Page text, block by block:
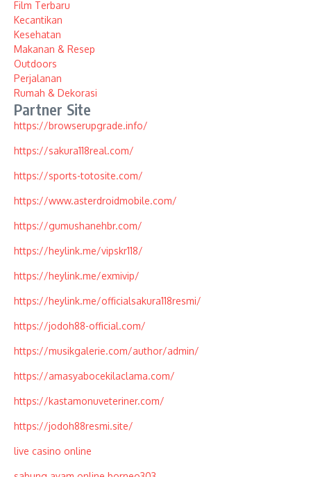
Film Terbaru
Kecantikan
Kesehatan
Makanan & Resep
Outdoors
Perjalanan
Rumah & Dekorasi
Partner Site
https://browserupgrade.info/
https://sakura118real.com/
https://sports-totosite.com/
https://www.asterdroidmobile.com/
https://gumushanehbr.com/
https://heylink.me/vipskr118/
https://heylink.me/exmivip/
https://heylink.me/officialsakura118resmi/
https://jodoh88-official.com/
https://musikgalerie.com/author/admin/
https://amasyabocekilaclama.com/
https://kastamonuveteriner.com/
https://jodoh88resmi.site/
live casino online